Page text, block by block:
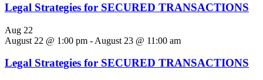
Legal Strategies for SECURED TRANSACTIONS
Aug 22
August 22 @ 1:00 pm - August 23 @ 11:00 am
Legal Strategies for SECURED TRANSACTIONS